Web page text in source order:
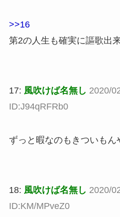
>>16
第2の人生も確実に謳歌出
17: 風吹けば名無し 2020/
ID:J94qRFRb0
ずっと暇なのもきついもん
18: 風吹けば名無し 2020/
ID:KM/MPveZ0